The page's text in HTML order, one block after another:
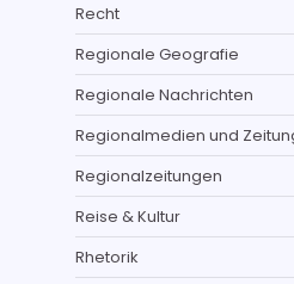
Recht
Regionale Geografie
Regionale Nachrichten
Regionalmedien und
Regionalzeitungen
Reise & Kultur
Rhetorik